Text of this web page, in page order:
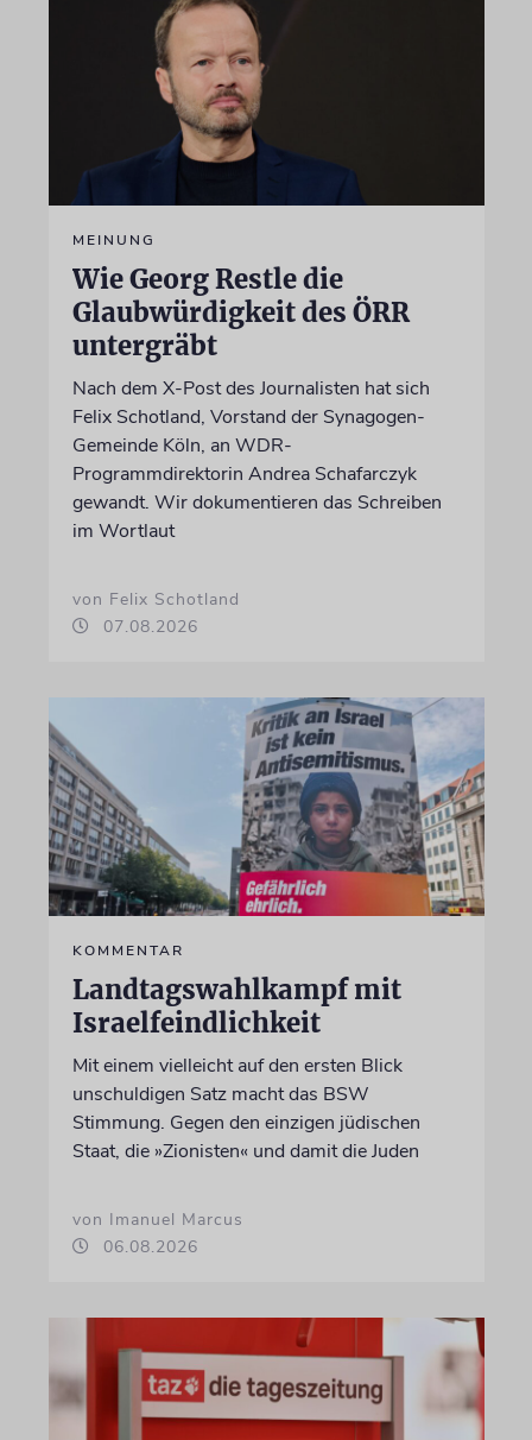
MEINUNG
Wie Georg Restle die
Glaubwürdigkeit des ÖRR
untergräbt
Nach dem X-Post des Journalisten hat sich
Felix Schotland, Vorstand der Synagogen-
Gemeinde Köln, an WDR-
Programmdirektorin Andrea Schafarczyk
gewandt. Wir dokumentieren das Schreiben
im Wortlaut
von Felix Schotland
07.08.2026
KOMMENTAR
Landtagswahlkampf mit
Israelfeindlichkeit
Mit einem vielleicht auf den ersten Blick
unschuldigen Satz macht das BSW
Stimmung. Gegen den einzigen jüdischen
Staat, die »Zionisten« und damit die Juden
von Imanuel Marcus
06.08.2026